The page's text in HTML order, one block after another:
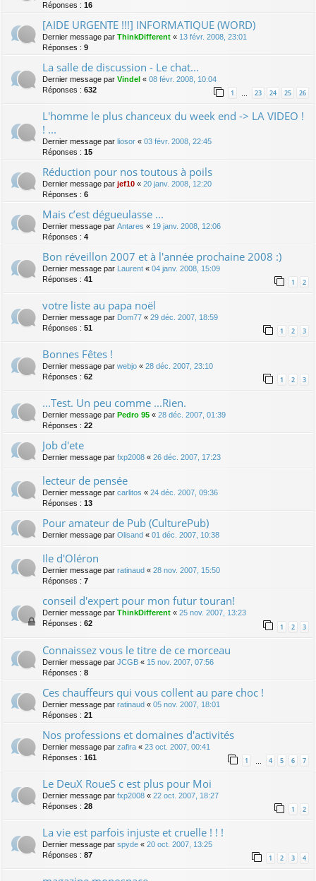
Réponses : 16
[AIDE URGENTE !!!] INFORMATIQUE (WORD)
Dernier message par ThinkDifferent « 13 févr. 2008, 23:01
Réponses : 9
La salle de discussion - Le chat...
Dernier message par Vindel « 08 févr. 2008, 10:04
Réponses : 632 1 … 23 24 25 26
L'homme le plus chanceux du week end -> LA VIDEO !
! ...
Dernier message par liosor « 03 févr. 2008, 22:45
Réponses : 15
Réduction pour nos toutous à poils
Dernier message par jef10 « 20 janv. 2008, 12:20
Réponses : 6
Mais c’est dégueulasse ...
Dernier message par Antares « 19 janv. 2008, 12:06
Réponses : 4
Bon réveillon 2007 et à l'année prochaine 2008 :)
Dernier message par Laurent « 04 janv. 2008, 15:09
Réponses : 41 1 2
votre liste au papa noël
Dernier message par Dom77 « 29 déc. 2007, 18:59
Réponses : 51 1 2 3
Bonnes Fêtes !
Dernier message par webjo « 28 déc. 2007, 23:10
Réponses : 62 1 2 3
...Test. Un peu comme ...Rien.
Dernier message par Pedro 95 « 28 déc. 2007, 01:39
Réponses : 22
Job d'ete
Dernier message par fxp2008 « 26 déc. 2007, 17:23
lecteur de pensée
Dernier message par carlitos « 24 déc. 2007, 09:36
Réponses : 13
Pour amateur de Pub (CulturePub)
Dernier message par Olisand « 01 déc. 2007, 10:38
Ile d'Oléron
Dernier message par ratinaud « 28 nov. 2007, 15:50
Réponses : 7
conseil d'expert pour mon futur touran!
Dernier message par ThinkDifferent « 25 nov. 2007, 13:23
Réponses : 62 1 2 3
Connaissez vous le titre de ce morceau
Dernier message par JCGB « 15 nov. 2007, 07:56
Réponses : 8
Ces chauffeurs qui vous collent au pare choc !
Dernier message par ratinaud « 05 nov. 2007, 18:01
Réponses : 21
Nos professions et domaines d'activités
Dernier message par zafira « 23 oct. 2007, 00:41
Réponses : 161 1 4 5 6 7
Le DeuX RoueS c est plus pour Moi
Dernier message par fxp2008 « 22 oct. 2007, 18:27
Réponses : 28 1 2
La vie est parfois injuste et cruelle ! ! !
Dernier message par spyde « 20 oct. 2007, 13:25
Réponses : 87 1 2 3 4